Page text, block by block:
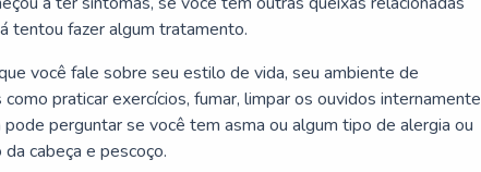
tentou fazer algum tratamento.
você fale sobre seu estilo de vida, seu ambiente de
praticar exercícios, fumar, limpar os ouvidos internamente
perguntar se você tem asma ou algum tipo de alergia ou
cabeça e pescoço.